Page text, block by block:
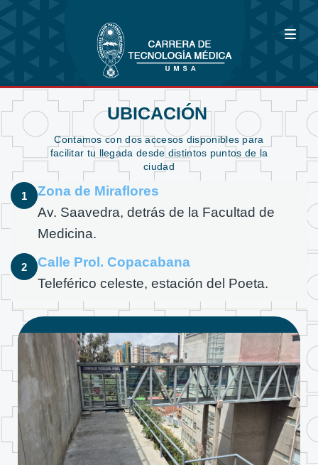
UBICACIÓN
Contamos con dos accesos disponibles para
facilitar tu llegada desde distintos puntos de la
ciudad
1
Zona de Miraflores
Av. Saavedra, detrás de la Facultad de
Medicina.
2
Calle Prol. Copacabana
Teleférico celeste, estación del Poeta.